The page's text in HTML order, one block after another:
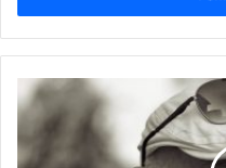
Marketing,
középosztály,
falunap